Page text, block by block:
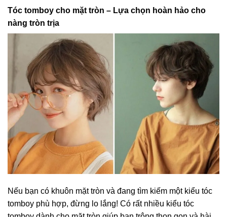
Tóc tomboy cho mặt tròn – Lựa chọn hoàn hảo cho
nàng tròn trịa
Nếu bạn có khuôn mặt tròn và đang tìm kiếm một kiểu tóc
tomboy phù hợp, đừng lo lắng! Có rất nhiều kiểu tóc